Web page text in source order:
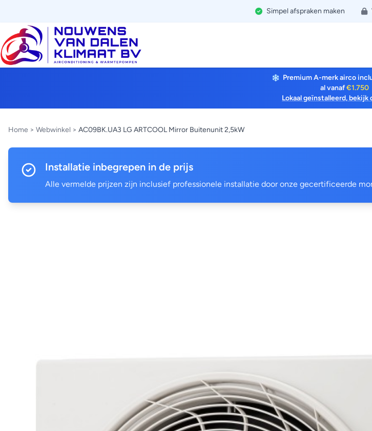
Simpel afspraken maken
Premium A-merk airco
al vanaf€1.750
Lokaal geïnstalleerd, bekijk
Home > Webwinkel > AC09BK.UA3 LG ARTCOOL Mirror Buitenunit 2,5kW
Installatie inbegrepen in de prijs
Alle vermelde prijzen zijn inclusief professionele installatie door onze gecertificeerde